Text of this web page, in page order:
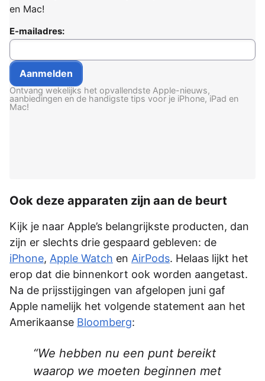
en Mac!
E-mailadres:
Ontvang wekelijks het opvallendste Apple-nieuws,
aanbiedingen en de handigste tips voor je iPhone, iPad en
Mac!
Ook deze apparaten zijn aan de beurt
Kijk je naar Apple’s belangrijkste producten, dan
zijn er slechts drie gespaard gebleven: de
iPhone, Apple Watch en AirPods. Helaas lijkt het
erop dat die binnenkort ook worden aangetast.
Na de prijsstijgingen van afgelopen juni gaf
Apple namelijk het volgende statement aan het
Amerikaanse Bloomberg:
We hebben nu een punt bereikt
waarop we moeten beginnen met